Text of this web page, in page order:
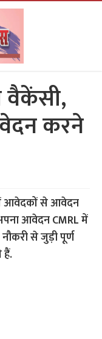
वैकेंसी,
करने
आवेदकों से आवेदन
अपना आवेदन CMRL में
से जुड़ी पूर्ण
हैं.